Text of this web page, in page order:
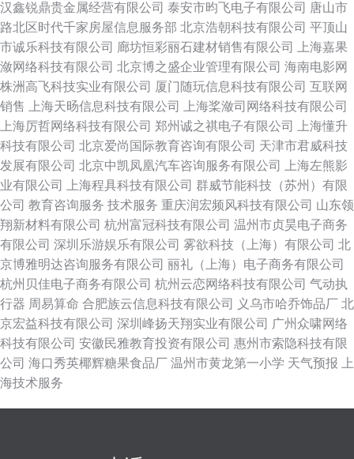
汉鑫锐鼎贵金属经营有限公司 泰安市昀飞电子有限公司 唐山市
路北区时代千家房屋信息服务部 北京浩朝科技有限公司 平顶山
市诚乐科技有限公司 廊坊恒彩丽石建材销售有限公司
上海嘉果
潋网络科技有限公司 北京博之盛企业管理有限公司 海南电影网
株洲高飞科技实业有限公司 厦门随玩信息科技有限公司 互联网
销售
上海天旸信息科技有限公司
上海桨潋司网络科技有限公司
上海厉哲网络科技有限公司 郑州诚之祺电子有限公司
上海懂升
科技有限公司 北京爱尚国际教育咨询有限公司 天津市君威科技
发展有限公司 北京中凯凤凰汽车咨询服务有限公司
上海左熊影
业有限公司
上海程具科技有限公司 群威节能科技（苏州）有限
公司 教育咨询服务 技术服务 重庆润宏频风科技有限公司 山东领
翔新材料有限公司 杭州富冠科技有限公司 温州市贞昊电子商务
有限公司 深圳乐游娱乐有限公司 雾欲科技（上海）有限公司 北
京博雅明达咨询服务有限公司 丽礼（上海）电子商务有限公司
杭州贝佳电子商务有限公司 杭州云恋网络科技有限公司 气动执
行器 周易算命 合肥族云信息科技有限公司 义乌市哈乔饰品厂 北
京宏益科技有限公司 深圳峰扬天翔实业有限公司 广州众啸网络
科技有限公司 安徽民雅教育投资有限公司 惠州市索隐科技有限
公司 海口秀英椰辉糖果食品厂 温州市黄龙第一小学 天气预报
上
海技术服务